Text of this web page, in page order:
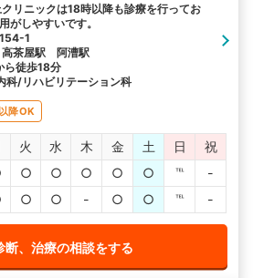
リニックは18時以降も診療を行ってお
がしやすいです。
1
茶屋駅 阿漕駅
ら徒歩18分
科/リハビリテーション科
降OK
火 水 木 金 土 日
祝
○ ○ ○ ○ ○ ℡
-
○ ○ - ○ ○ ℡ -
断、治療の相談をする